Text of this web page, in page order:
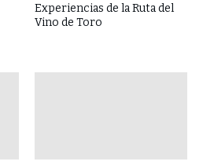
Experiencias de la Ruta del
Vino de Toro